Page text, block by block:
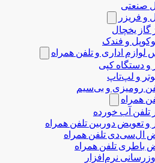
صنعتی
و فریزر
گاز یخچال
و فندک
اداری و تلفن همراه
و دستگاه کپی
و لپ‌تاپ
رومیزی و بی‌سیم
همراه
تلفن آب خورده
و تعویض دوربین تلفن همراه
ال‌سی‌دی تلفن همراه
باطری تلفن همراه
نرم‌افزار